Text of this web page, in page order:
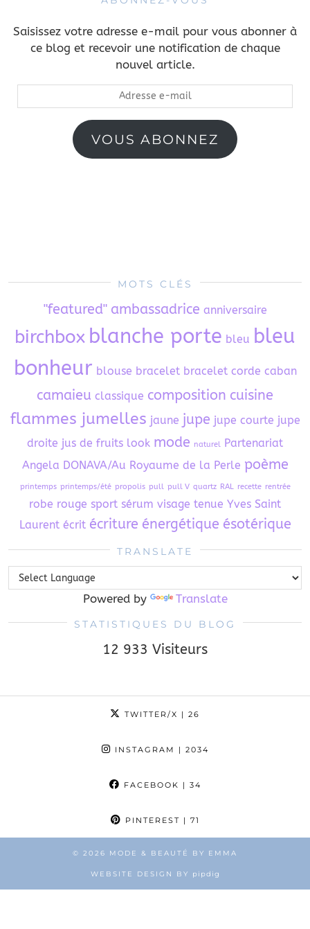
Saisissez votre adresse e-mail pour vous abonner à
ce blog et recevoir une notification de chaque
nouvel article.
e-
VOUS ABONNEZ
MOTS CLÉS
"featured" ambassadrice anniversaire
birchbox blanche porte bleu bleu
bonheur blouse bracelet bracelet corde caban
camaieu classique composition cuisine
flammes jumelles jaune jupe jupe courte jupe
droite jus de fruits look mode naturel
Partenariat
Angela DONAVA/Au Royaume de la Perle poème
printemps printemps/été propolis pull pull V quartz RAL recette rentrée
robe rouge sport sérum visage tenue Yves Saint
Laurent écrit écriture énergétique ésotérique
TRANSLATE
Powered by Translate
STATISTIQUES DU BLOG
12 933 Visiteurs
TWITTER/X | 26
INSTAGRAM | 2034
FACEBOOK | 34
PINTEREST | 71
© 2026 MODE & BEAUTÉ BY EMMA
WEBSITE DESIGN BY pipdig